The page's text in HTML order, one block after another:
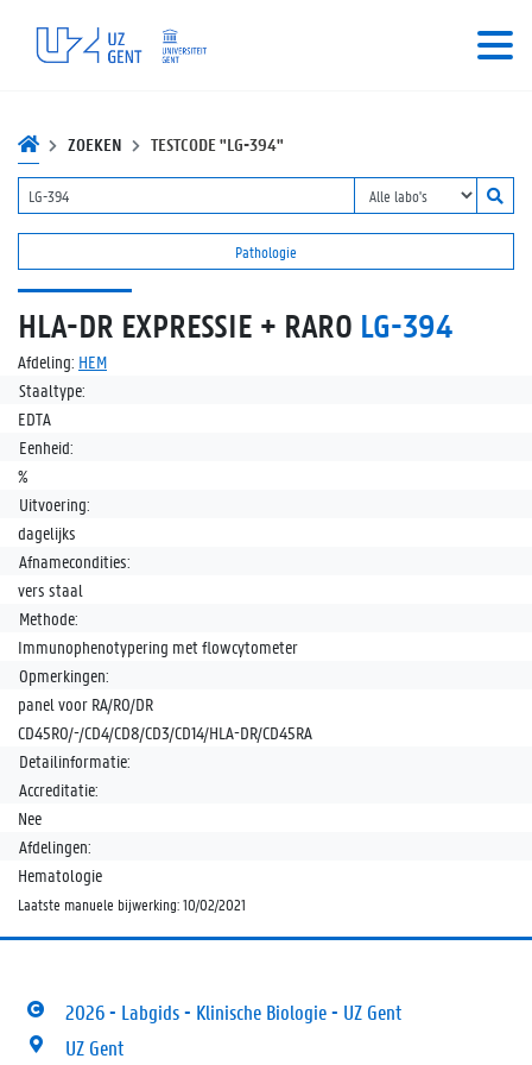
ZOEKEN TESTCODE "LG-394"
Pathologie
HLA-DR EXPRESSIE + RARO LG-394
Afdeling: HEM
Staaltype:
EDTA
Eenheid:
%
Uitvoering:
dagelijks
Afnamecondities:
vers staal
Methode:
Immunophenotypering met flowcytometer
Opmerkingen:
panel voor RA/RO/DR
CD45RO/-/CD4/CD8/CD3/CD14/HLA-DR/CD45RA
Detailinformatie:
Accreditatie:
Nee
Afdelingen:
Hematologie
Laatste manuele bijwerking: 10/02/2021
2026 - Labgids - Klinische Biologie - UZ Gent
UZ Gent